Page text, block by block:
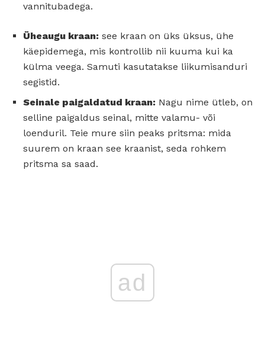
vannitubadega.
Üheaugu kraan: see kraan on üks üksus, ühe
käepidemega, mis kontrollib nii kuuma kui ka
külma veega. Samuti kasutatakse liikumisanduri
segistid.
Seinale paigaldatud kraan: Nagu nime ütleb, on
selline paigaldus seinal, mitte valamu- või
loenduril. Teie mure siin peaks pritsma: mida
suurem on kraan see kraanist, seda rohkem
pritsma sa saad.
ad